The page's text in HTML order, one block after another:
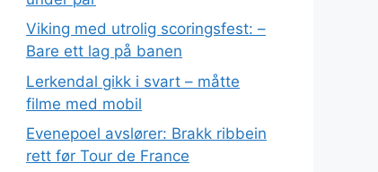
Viking med utrolig scoringsfest: –
Bare ett lag på banen
Lerkendal gikk i svart – måtte
filme med mobil
Evenepoel avslører: Brakk ribbein
rett før Tour de France